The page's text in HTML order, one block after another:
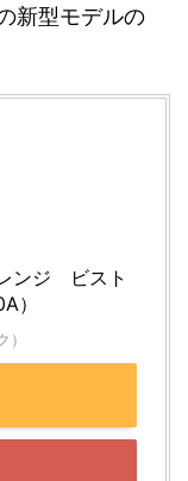
新型モデルの
ンジ ビスト
）